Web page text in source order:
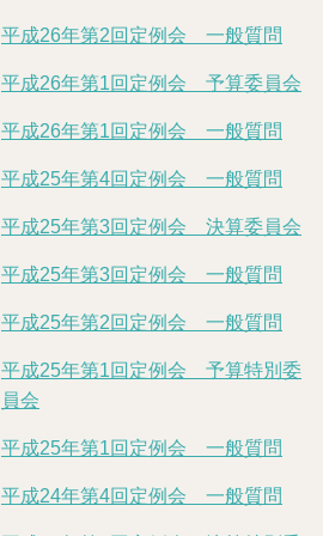
平成26年第2回定例会 一般質問
平成26年第1回定例会 予算委員会
平成26年第1回定例会 一般質問
平成25年第4回定例会 一般質問
平成25年第3回定例会 決算委員会
平成25年第3回定例会 一般質問
平成25年第2回定例会 一般質問
平成25年第1回定例会 予算特別委
員会
平成25年第1回定例会 一般質問
平成24年第4回定例会 一般質問